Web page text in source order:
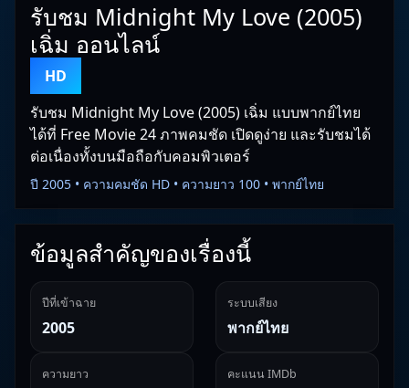
รับชม Midnight My Love (2005)
เฉิ่ม ออนไลน์
HD
รับชม Midnight My Love (2005) เฉิ่ม แบบพากย์ไทย
ได้ที่ Free Movie 24 ภาพคมชัด เปิดดูง่าย และรับชมได้
ต่อเนื่องทั้งบนมือถือกับคอมพิวเตอร์
ปี 2005 • ความคมชัด HD • ความยาว 100 • พากย์ไทย
ข้อมูลสำคัญของเรื่องนี้
ปีที่เข้าฉาย
2005
ระบบเสียง
พากย์ไทย
ความยาว คะแนน IMDb